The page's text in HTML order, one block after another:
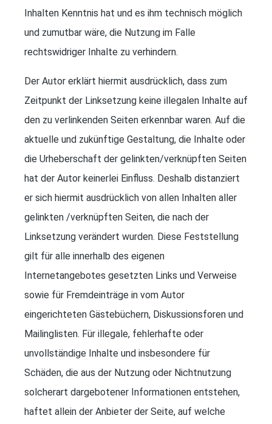
Inhalten Kenntnis hat und es ihm technisch möglich
und zumutbar wäre, die Nutzung im Falle
rechtswidriger Inhalte zu verhindern.
Der Autor erklärt hiermit ausdrücklich, dass zum
Zeitpunkt der Linksetzung keine illegalen Inhalte auf
den zu verlinkenden Seiten erkennbar waren. Auf die
aktuelle und zukünftige Gestaltung, die Inhalte oder
die Urheberschaft der gelinkten/verknüpften Seiten
hat der Autor keinerlei Einfluss. Deshalb distanziert
er sich hiermit ausdrücklich von allen Inhalten aller
gelinkten /verknüpften Seiten, die nach der
Linksetzung verändert wurden. Diese Feststellung
gilt für alle innerhalb des eigenen
Internetangebotes gesetzten Links und Verweise
sowie für Fremdeinträge in vom Autor
eingerichteten Gästebüchern, Diskussionsforen und
Mailinglisten. Für illegale, fehlerhafte oder
unvollständige Inhalte und insbesondere für
Schäden, die aus der Nutzung oder Nichtnutzung
solcherart dargebotener Informationen entstehen,
haftet allein der Anbieter der Seite, auf welche